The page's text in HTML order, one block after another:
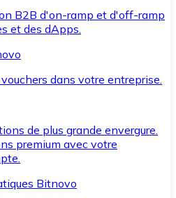
B2B d'on-ramp et d'off-ramp
et des dApps.
dans votre entreprise.
de plus grande envergure.
premium avec votre
Bitnovo